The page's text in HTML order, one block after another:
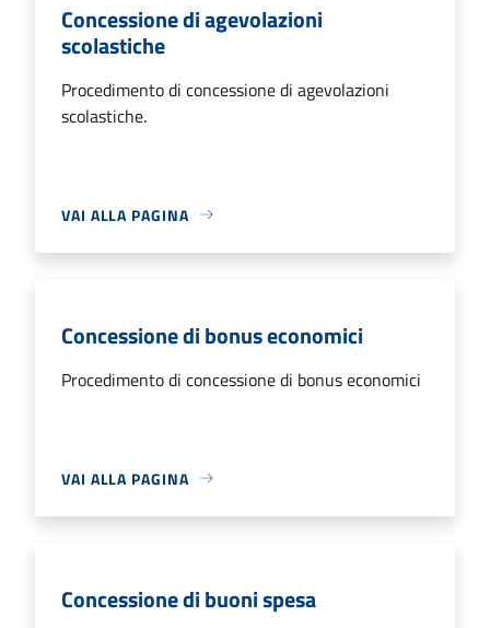
Concessione di agevolazioni
scolastiche
Procedimento di concessione di agevolazioni
scolastiche.
VAI ALLA PAGINA
Concessione di bonus economici
Procedimento di concessione di bonus economici
VAI ALLA PAGINA
Concessione di buoni spesa